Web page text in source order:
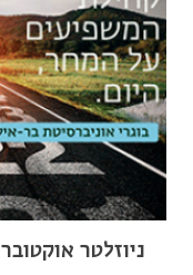
ניוזלטר אוקטובר 2022